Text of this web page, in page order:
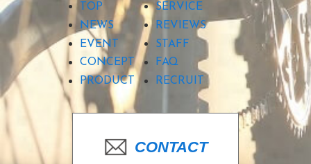
TOP
SERVICE
NEWS
REVIEWS
EVENT
STAFF
CONCEPT
FAQ
PRODUCT
RECRUIT
CONTACT